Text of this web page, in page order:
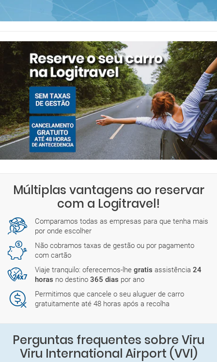
Múltiplas vantagens ao reservar
com a Logitravel!
Comparamos todas as empresas para que tenha mais
por onde escolher
Não cobramos taxas de gestão ou por pagamento
com cartão
Viaje tranquilo: oferecemos-lhe gratis assistência 24
horas no destino 365 dias por ano
Permitimos que cancele o seu aluguer de carro
gratuitamente até 48 horas após a recolha
Perguntas frequentes sobre Viru
Viru International Airport (VVI)